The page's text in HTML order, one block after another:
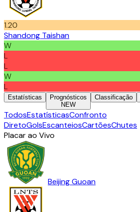
1.20
Shandong Taishan
W
L
L
W
L
Estatísticas
Prognósticos
NEW
Classificação
TodosEstatísticasConfronto
DiretoGolsEscanteiosCartõesChutes
Placar ao Vivo
Beijing Guoan